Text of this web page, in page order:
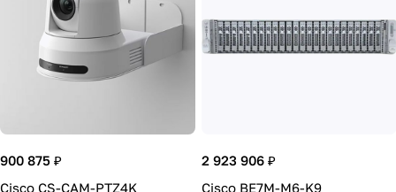
900 875 ₽
Cisco CS-CAM-PTZ4K
2 923 906 ₽
Cisco BE7M-M6-K9